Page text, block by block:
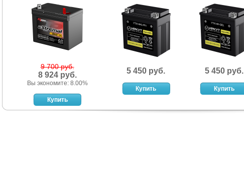
9 700 руб.
8 924 руб.
Вы экономите: 8.00%
5 450 руб. 5 450 руб.